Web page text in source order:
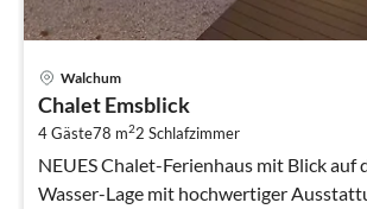
Walchum
Chalet Emsblick
4 Gäste78 m22 Schlafzimmer
NEUES Chalet-Ferienhaus mit Blick auf die
Wasser-Lage mit hochwertiger